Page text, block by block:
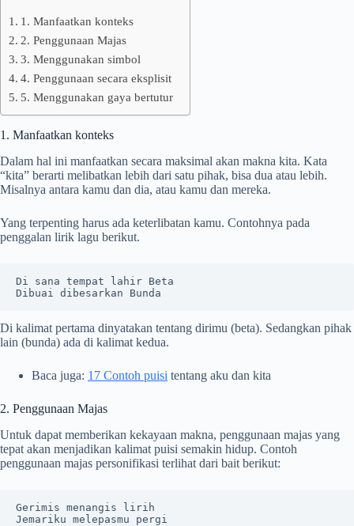
1. Manfaatkan konteks
2. Penggunaan Majas
3. Menggunakan simbol
4. Penggunaan secara eksplisit
5. Menggunakan gaya bertutur
1. Manfaatkan konteks
Dalam hal ini manfaatkan secara maksimal akan makna kita. Kata
“kita” berarti melibatkan lebih dari satu pihak, bisa dua atau lebih.
Misalnya antara kamu dan dia, atau kamu dan mereka.
Yang terpenting harus ada keterlibatan kamu. Contohnya pada
penggalan lirik lagu berikut.
Di sana tempat lahir Beta
Dibuai dibesarkan Bunda
Di kalimat pertama dinyatakan tentang dirimu (beta). Sedangkan pihak
lain (bunda) ada di kalimat kedua.
Baca juga: 17 Contoh puisi tentang aku dan kita
2. Penggunaan Majas
Untuk dapat memberikan kekayaan makna, penggunaan majas yang
tepat akan menjadikan kalimat puisi semakin hidup. Contoh
penggunaan majas personifikasi terlihat dari bait berikut:
Gerimis menangis lirih
Jemariku melepasmu pergi